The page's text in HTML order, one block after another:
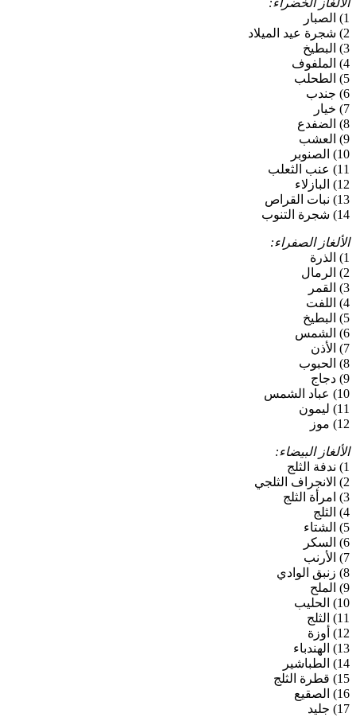
الألغاز الخضراء:
1) الصبار
2) شجرة عيد الميلاد
3) البطيخ
4) الملفوف
5) الطحلب
6) جندب
7) خيار
8) الضفدع
9) العشب
10) الصنوبر
11) عنب الثعلب
12) البازلاء
13) نبات القراص
14) شجرة التنوب
الألغاز الصفراء:
1) الذرة
2) الرمال
3) القمر
4) اللفت
5) البطيخ
6) الشمس
7) الأذن
8) الحبوب
9) دجاج
10) عباد الشمس
11) ليمون
12) موز
الألغاز البيضاء:
1) ندفة الثلج
2) الانجراف الثلجي
3) امرأة الثلج
4) الثلج
5) الشتاء
6) السكر
7) الأرنب
8) زنبق الوادي
9) الملح
10) الحليب
11) الثلج
12) أوزة
13) الهندباء
14) الطباشير
15) قطرة الثلج
16) الصقيع
17) جليد